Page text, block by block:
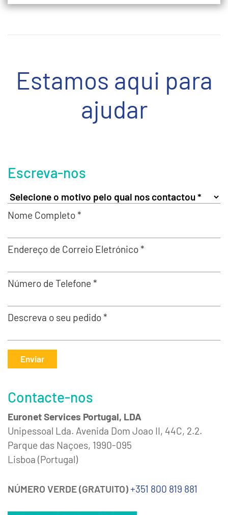
Estamos aqui para
ajudar
Escreva-nos
Nome Completo *
Endereço de Correio Eletrónico *
Número de Telefone *
Descreva o seu pedido *
Enviar
Contacte-nos
Euronet Services Portugal, LDA
Unipessoal Lda. Avenida Dom Joao II, 44C, 2.2.
Parque das Naçoes, 1990-095
Lisboa (Portugal)
NÚMERO VERDE (GRATUITO)+351 800 819 881